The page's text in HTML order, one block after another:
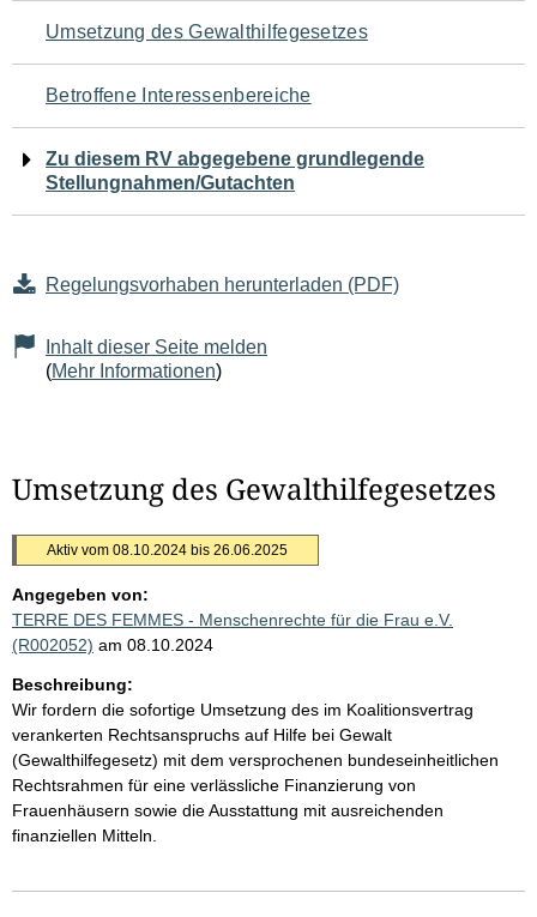
Navigation
für
den
Seiteninhalt
Umsetzung des Gewalthilfegesetzes
Betroffene Interessenbereiche
Zu diesem RV abgegebene grundlegende
Stellungnahmen/Gutachten
Regelungsvorhaben herunterladen (PDF)
Inhalt dieser Seite melden
(Mehr Informationen)
Umsetzung des Gewalthilfegesetzes
Aktiv vom 08.10.2024 bis 26.06.2025
Angegeben von:
TERRE DES FEMMES - Menschenrechte für die Frau e.V.
(R002052) am 08.10.2024
Beschreibung:
Wir fordern die sofortige Umsetzung des im Koalitionsvertrag
verankerten Rechtsanspruchs auf Hilfe bei Gewalt
(Gewalthilfegesetz) mit dem versprochenen bundeseinheitlichen
Rechtsrahmen für eine verlässliche Finanzierung von
Frauenhäusern sowie die Ausstattung mit ausreichenden
finanziellen Mitteln.